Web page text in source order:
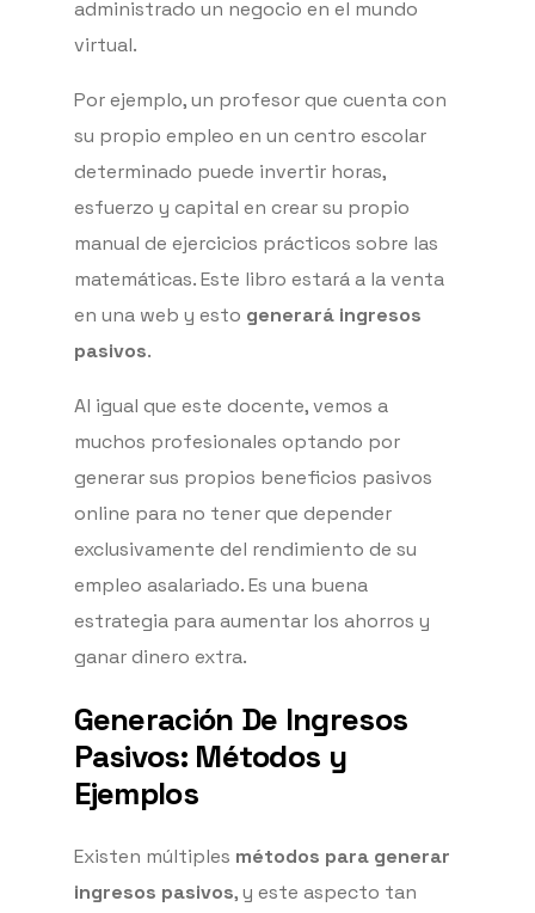
administrado un negocio en el mundo
virtual.
Por ejemplo, un profesor que cuenta con
su propio empleo en un centro escolar
determinado puede invertir horas,
esfuerzo y capital en crear su propio
manual de ejercicios prácticos sobre las
matemáticas. Este libro estará a la venta
en una web y esto generará ingresos
pasivos.
Al igual que este docente, vemos a
muchos profesionales optando por
generar sus propios beneficios pasivos
online para no tener que depender
exclusivamente del rendimiento de su
empleo asalariado. Es una buena
estrategia para aumentar los ahorros y
ganar dinero extra.
Generación De Ingresos
Pasivos: Métodos y
Ejemplos
Existen múltiples métodos para generar
ingresos pasivos, y este aspecto tan